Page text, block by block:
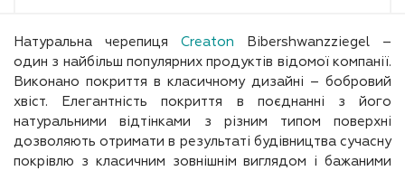
Натуральна черепиця Creaton Bibershwanzziegel –
один з найбільш популярних продуктів відомої компанії.
Виконано покриття в класичному дизайні – бобровий
хвіст. Елегантність покриття в поєднанні з його
натуральними відтінками з різним типом поверхні
дозволяють отримати в результаті будівництва сучасну
покрівлю з класичним зовнішнім виглядом і бажаними